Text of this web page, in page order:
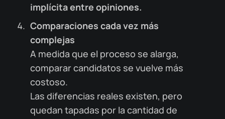
implícita entre opiniones.
Comparaciones cada vez más
complejas
A medida que el proceso se alarga,
comparar candidatos se vuelve más
costoso.
Las diferencias reales existen, pero
quedan tapadas por la cantidad de